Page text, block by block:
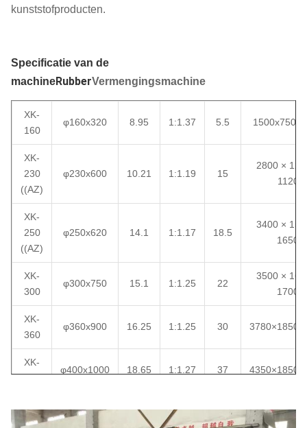
kunststofproducten.
Specificatie van de
machineRubberVermengingsmachine
XK-
160
φ160x320 8.95 1:1.37 5.5
XK-
230
((AZ)
φ230x600 10.21 1:1.19 15
2800 ×
1120
XK-
250
((AZ)
φ250x620 14.1 1:1.17 18.5
3400 ×
1650
XK-
300
φ300x750 15.1 1:1.25 22
3500 ×
1700
XK-
360
φ360x900 16.25 1:1.25 30
XK-
400
φ400x1000 18.65 1:1.27 37
450
φ450x1200 24.26 1:1.27 55